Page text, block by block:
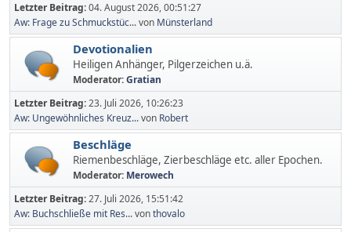
Letzter Beitrag:04. August 2026, 00:51:27
Aw: Frage zu Schmuckstüc...von Münsterland
Devotionalien
Heiligen Anhänger, Pilgerzeichen u.ä.
Moderator:Gratian
Letzter Beitrag:23. Juli 2026, 10:26:23
Aw: Ungewöhnliches Kreuz...von Robert
Beschläge
Riemenbeschläge, Zierbeschläge etc. aller Epochen.
Moderator: Merowech
Letzter Beitrag:27. Juli 2026, 15:51:42
Aw: Buchschließe mit Res...vonthovalo